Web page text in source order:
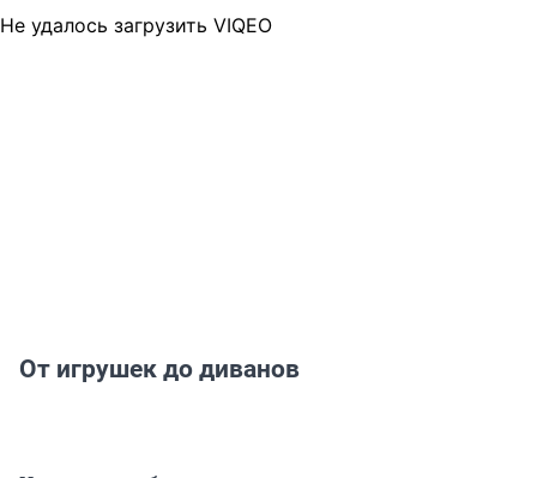
Не удалось загрузить VIQEO
От игрушек до диванов